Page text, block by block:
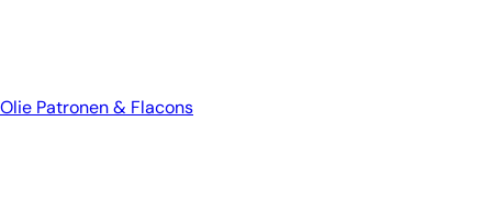
Olie Patronen & Flacons